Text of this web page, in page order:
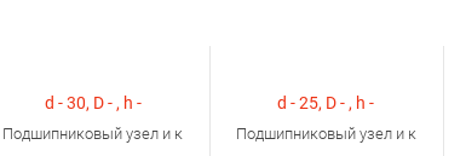
d - 30, D - , h -
Подшипниковый узел и к
d - 25, D - , h -
Подшипниковый узел и к